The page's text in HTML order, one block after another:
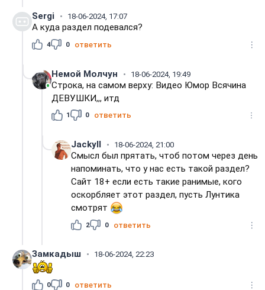
Sergi 18-06-2024, 17:07
А куда раздел подевался?
4 0 ответить
Немой Молчун 18-06-2024, 19:49
Строка, на самом верху: Видео Юмор Всячина
ДЕВУШКИ,,, итд
1 0 ответить
Jackyll 18-06-2024, 21:00
Смысл был прятать, чтоб потом через день
напоминать, что у нас есть такой раздел?
Сайт 18+ если есть такие ранимые, кого
оскорбляет этот раздел, пусть Лунтика
смотрят
2 0 ответить
Замкадыш 18-06-2024, 22:23
0 0 ответить